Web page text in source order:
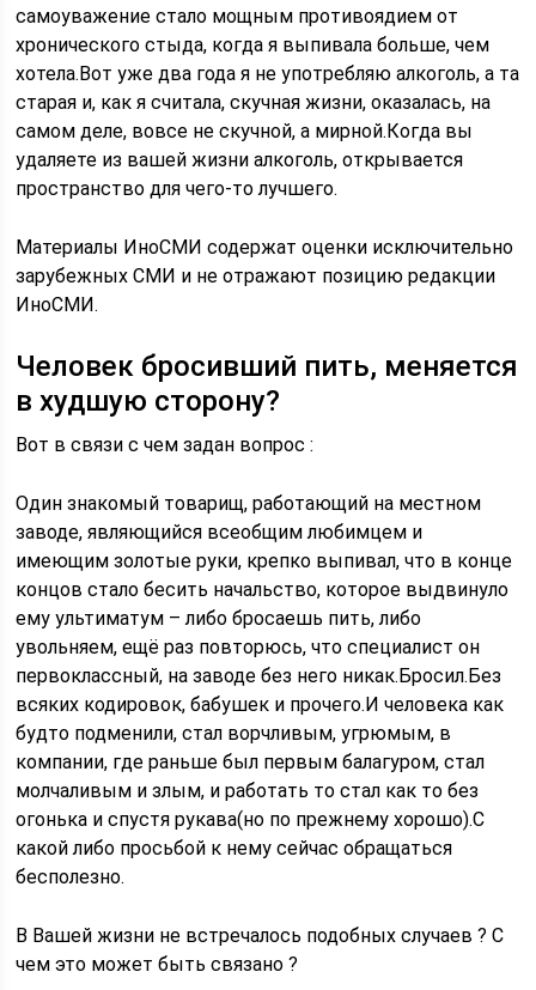
самоуважение стало мощным противоядием от
хронического стыда, когда я выпивала больше, чем
хотела.Вот уже два года я не употребляю алкоголь, а та
старая и, как я считала, скучная жизни, оказалась, на
самом деле, вовсе не скучной, а мирной.Когда вы
удаляете из вашей жизни алкоголь, открывается
пространство для чего-то лучшего.
Материалы ИноСМИ содержат оценки исключительно
зарубежных СМИ и не отражают позицию редакции
ИноСМИ.
Человек бросивший пить, меняется
в худшую сторону?
Вот в связи с чем задан вопрос :
Один знакомый товарищ, работающий на местном
заводе, являющийся всеобщим любимцем и
имеющим золотые руки, крепко выпивал, что в конце
концов стало бесить начальство, которое выдвинуло
ему ультиматум – либо бросаешь пить, либо
увольняем, ещё раз повторюсь, что специалист он
первоклассный, на заводе без него никак.Бросил.Без
всяких кодировок, бабушек и прочего.И человека как
будто подменили, стал ворчливым, угрюмым, в
компании, где раньше был первым балагуром, стал
молчаливым и злым, и работать то стал как то без
огонька и спустя рукава(но по прежнему хорошо).С
какой либо просьбой к нему сейчас обращаться
бесполезно.
В Вашей жизни не встречалось подобных случаев ? С
чем это может быть связано ?